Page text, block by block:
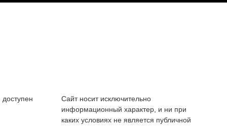
Сайт носит исключительно
информационный характер, и ни при
каких условиях не является публичной